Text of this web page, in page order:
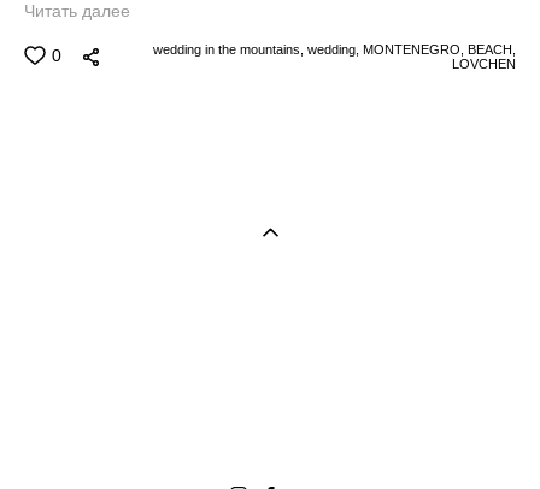
Читать далее
0 wedding in the mountains, wedding, MONTENEGRO, BEACH,
LOVCHEN